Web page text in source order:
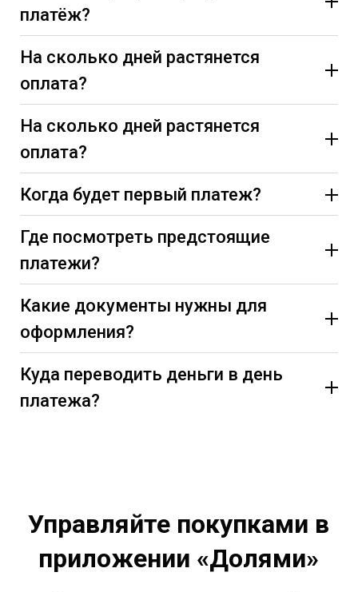
платёж?
На сколько дней растянется
оплата?
На сколько дней растянется
оплата?
Когда будет первый платеж?
Где посмотреть предстоящие
платежи?
Какие документы нужны для
оформления?
Куда переводить деньги в день
платежа?
Управляйте покупками в
приложении «Долями»